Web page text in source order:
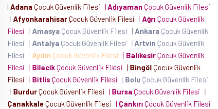
| Adana Çocuk Güvenlik Filesi | Adıyaman Çocuk Güvenlik Filesi
| AfyonkarahisarÇocuk Güvenlik Filesi | AğrıÇocuk Güvenlik
Filesi
| Amasya Çocuk Güvenlik Filesi | Ankara Çocuk Güvenlik
Filesi
| Antalya Çocuk Güvenlik Filesi | Artvin Çocuk Güvenlik
Filesi
| Aydın Çocuk Güvenlik Filesi | BalıkesirÇocuk Güvenlik
Filesi | BilecikÇocuk Güvenlik Filesi | BingölÇocuk Güvenlik
Filesi | BitlisÇocuk Güvenlik Filesi | Bolu Çocuk Güvenlik Filesi
| BurdurÇocuk Güvenlik Filesi | Bursa Çocuk Güvenlik Filesi |
Çanakkale Çocuk Güvenlik Filesi | ÇankırıÇocuk Güvenlik Filesi